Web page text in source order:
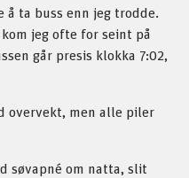
å ta buss enn jeg trodde.
jeg ofte for seint på
går presis klokka 7:02,
overvekt, men alle piler
søvapné om natta, slit